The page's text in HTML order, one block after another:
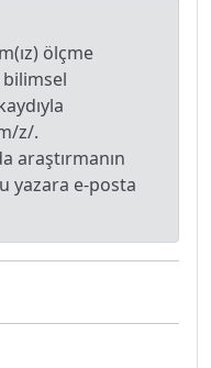
ölçme
bilimsel
z/.
araştırmanın
yazara e-posta